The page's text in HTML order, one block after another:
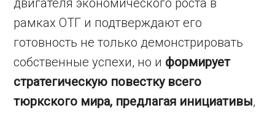
двигателя экономического роста в
рамках ОТГ и подтверждают его
готовность не только демонстрировать
собственные успехи, но и формирует
стратегическую повестку всего
тюркского мира, предлагая инициативы,